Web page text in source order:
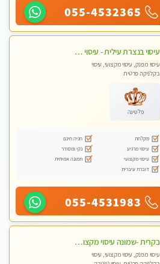
055-4532365
עיסוי בנצרת עילית - עיסוי מפנק מרגיע ושקט במקום מדהים עיסוי מושקע מאוד
עיסוי מפנק, עיסוי מקצועי, עיסוי
בקלניקה פרטית
פלטינה
מקלחת
חניה חינם
עיסוי מרגיע
נקי ומסודר
עיסוי מקצועי
תמונה אמיתית
דוברת עיברית
055-4531983
בקרית -שמונה עיסוי מקצועי מפנק עיסוי עם אבנים חמות. מעסה עם תעודות. טיפול מרגיע ומפנק באווירה נעימה ושקטה
עיסוי מפנק, עיסוי מקצועי, עיסוי